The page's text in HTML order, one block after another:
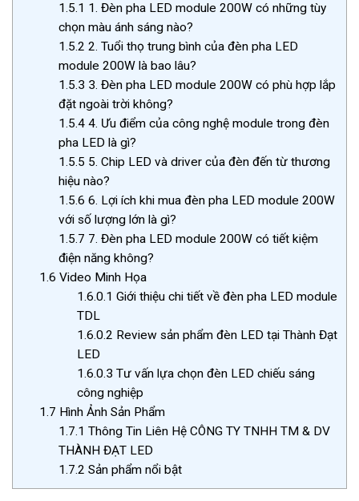
1.5.1 1. Đèn pha LED module 200W có những tùy
chọn màu ánh sáng nào?
1.5.2 2. Tuổi thọ trung bình của đèn pha LED
module 200W là bao lâu?
1.5.3 3. Đèn pha LED module 200W có phù hợp lắp
đặt ngoài trời không?
1.5.44. Ưu điểm của công nghệ module trong đèn
pha LED là gì?
1.5.5 5. Chip LED và driver của đèn đến từ thương
hiệu nào?
1.5.6 6. Lợi ích khi mua đèn pha LED module 200W
với số lượng lớn là gì?
1.5.7 7. Đèn pha LED module 200W có tiết kiệm
điện năng không?
1.6 Video Minh Họa
1.6.0.1 Giới thiệu chi tiết về đèn pha LED module
TDL
1.6.0.2 Review sản phẩm đèn LED tại Thành Đạt
LED
1.6.0.3 Tư vấn lựa chọn đèn LED chiếu sáng
công nghiệp
1.7 Hình Ảnh Sản Phẩm
1.7.1 Thông Tin Liên Hệ CÔNG TY TNHH TM & DV
THÀNH ĐẠT LED
1.7.2 Sản phẩm nổi bật